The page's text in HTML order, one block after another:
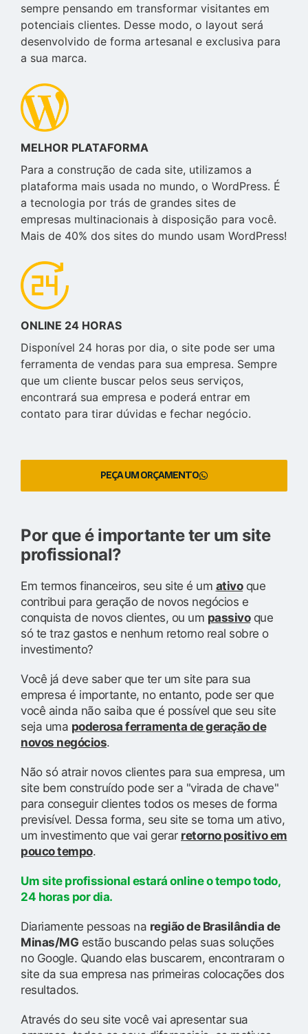
sempre pensando em transformar visitantes em
potenciais clientes. Desse modo, o layout será
desenvolvido de forma artesanal e exclusiva para
a sua marca.
MELHOR PLATAFORMA
Para a construção de cada site, utilizamos a
plataforma mais usada no mundo, o WordPress. É
a tecnologia por trás de grandes sites de
empresas multinacionais à disposição para você.
Mais de 40% dos sites do mundo usam WordPress!
ONLINE 24 HORAS
Disponível 24 horas por dia, o site pode ser uma
ferramenta de vendas para sua empresa. Sempre
que um cliente buscar pelos seus serviços,
encontrará sua empresa e poderá entrar em
contato para tirar dúvidas e fechar negócio.
PEÇA UM ORÇAMENTO
Por que é importante ter um site
profissional?
Em termos financeiros, seu site é um ativoque
contribui para geração de novos negócios e
conquista de novos clientes, ou um passivoque
só te traz gastos e nenhum retorno real sobre o
investimento?
Você já deve saber que ter um site para sua
empresa é importante, no entanto, pode ser que
você ainda não saiba que é possível que seu site
seja uma poderosa ferramenta de geração de
novos negócios.
Não só atrair novos clientes para sua empresa, um
site bem construído pode ser a "virada de chave"
para conseguir clientes todos os meses de forma
previsível. Dessa forma, seu site se torna um ativo,
um investimento que vai gerar retorno positivo em
pouco tempo.
Um site profissional estará online o tempo todo,
24 horas por dia.
Diariamente pessoas na região de Brasilândia de
Minas/MG estão buscando pelas suas soluções
no Google. Quando elas buscarem, encontraram o
site da sua empresa nas primeiras colocações dos
resultados.
Através do seu site você vai apresentar sua